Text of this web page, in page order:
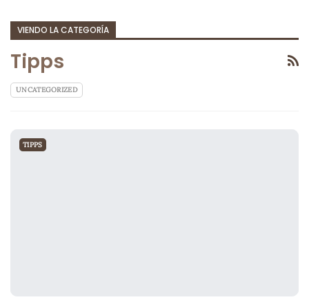
VIENDO LA CATEGORÍA
Tipps
UNCATEGORIZED
TIPPS